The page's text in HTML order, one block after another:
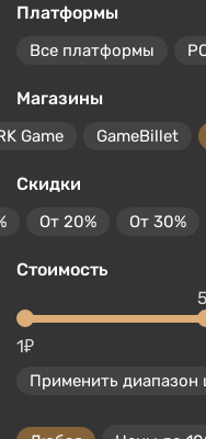
Платформы
Все платформы
Магазины
Game GameBillet
Скидки
От 20% От 30%
Стоимость
1₽
Применить диапазон